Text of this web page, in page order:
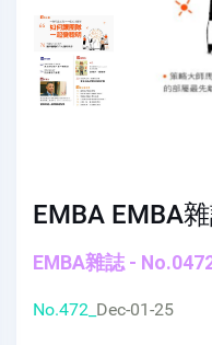
EMBA EMBA
EMBA雜誌 -
No.472_ Dec-01-25